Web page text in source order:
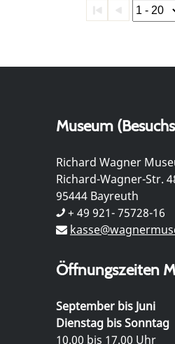
Museum
Richard Wagner
Richard-Wagner-Str.
95444 Bayreuth
+ 49 921- 75728-16
Öffnungszeiten
September bis Juni
Dienstag bis Sonntag
10.00 bis 17.00 Uhr